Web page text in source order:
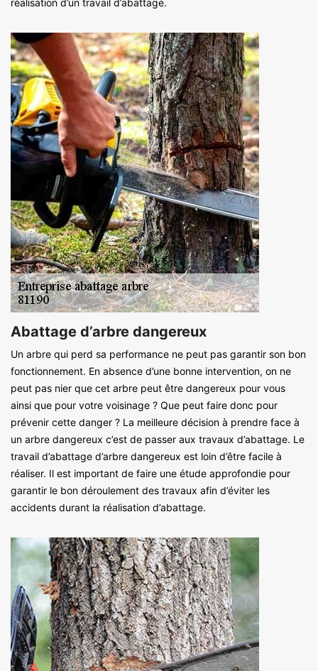
réalisation d’un travail d’abattage.
Abattage d’arbre dangereux
Un arbre qui perd sa performance ne peut pas garantir son bon
fonctionnement. En absence d’une bonne intervention, on ne
peut pas nier que cet arbre peut être dangereux pour vous
ainsi que pour votre voisinage ? Que peut faire donc pour
prévenir cette danger ? La meilleure décision à prendre face à
un arbre dangereux c’est de passer aux travaux d’abattage. Le
travail d’abattage d’arbre dangereux est loin d’être facile à
réaliser. Il est important de faire une étude approfondie pour
garantir le bon déroulement des travaux afin d’éviter les
accidents durant la réalisation d’abattage.